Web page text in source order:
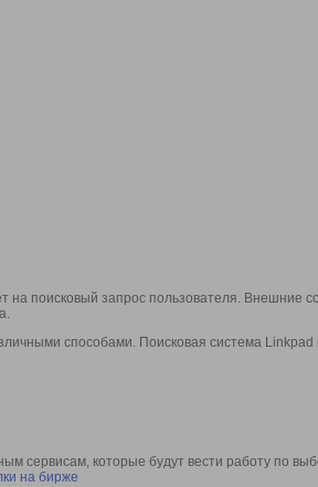
поисковый запрос пользователя. Внешние
способами. Поисковая система Linkpad
сервисам, которые будут вести работу по
на бирже